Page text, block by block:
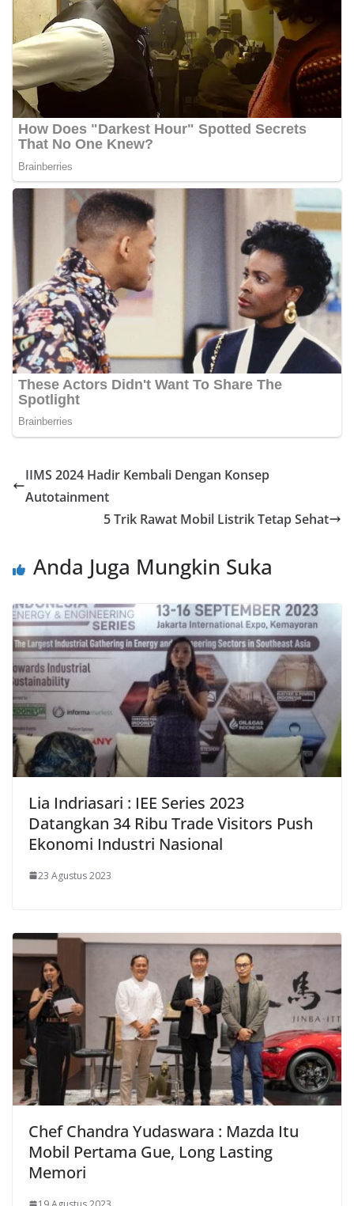
IIMS 2024 Hadir Kembali Dengan Konsep
Autotainment
5 Trik Rawat Mobil Listrik Tetap Sehat
Anda Juga Mungkin Suka
Lia Indriasari : IEE Series 2023
Datangkan 34 Ribu Trade Visitors Push
Ekonomi Industri Nasional
23 Agustus 2023
Chef Chandra Yudaswara : Mazda Itu
Mobil Pertama Gue, Long Lasting
Memori